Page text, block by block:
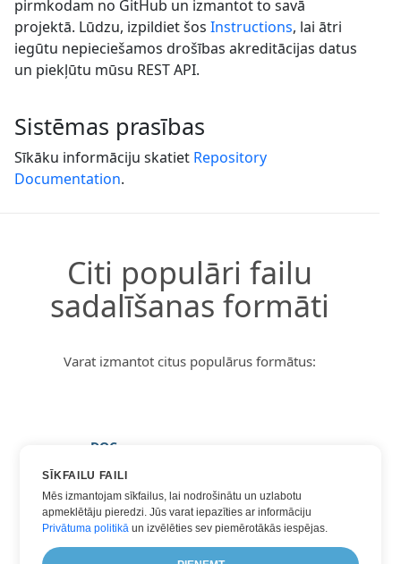
pirmkodam no GitHub un izmantot to savā
projektā. Lūdzu, izpildiet šos Instructions, lai ātri
iegūtu nepieciešamos drošības akreditācijas datus
un piekļūtu mūsu REST API.
Sistēmas prasības
Sīkāku informāciju skatiet Repository
Documentation.
Citi populāri failu
sadalīšanas formāti
Varat izmantot citus populārus formātus:
DOC
DOCX
PDF
TXT
SĪKFAILU FAILI
Mēs izmantojam sīkfailus, lai nodrošinātu un uzlabotu
apmeklētāju pieredzi. Jūs varat iepazīties ar informāciju
Privātuma politikā un izvēlēties sev piemērotākās iespējas.